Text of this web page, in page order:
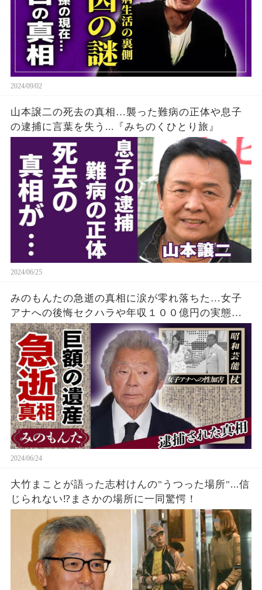
2024/09/02
山本譲二の死去の真相…襲った難病の正体や息子
の逮捕に言葉を失う...『みちのくひとり旅』
2024/06/25
みのもんたの急逝の真相に涙が零れ落ちた…女子
アナへの後悔セクハラや年収１００億円の実態…
『朝ズバッ！』でも活躍した大御所の妻との切な
い別れや息子が逮捕された真相に涙が零れ落ち
た…
2024/06/24
大竹まことが語った志村けんの"うつった場所"...信
じられない⁉まさかの場所に一同驚愕！